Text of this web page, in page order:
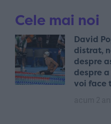
Cele mai noi
David
distrat,
despre
despre
voi face